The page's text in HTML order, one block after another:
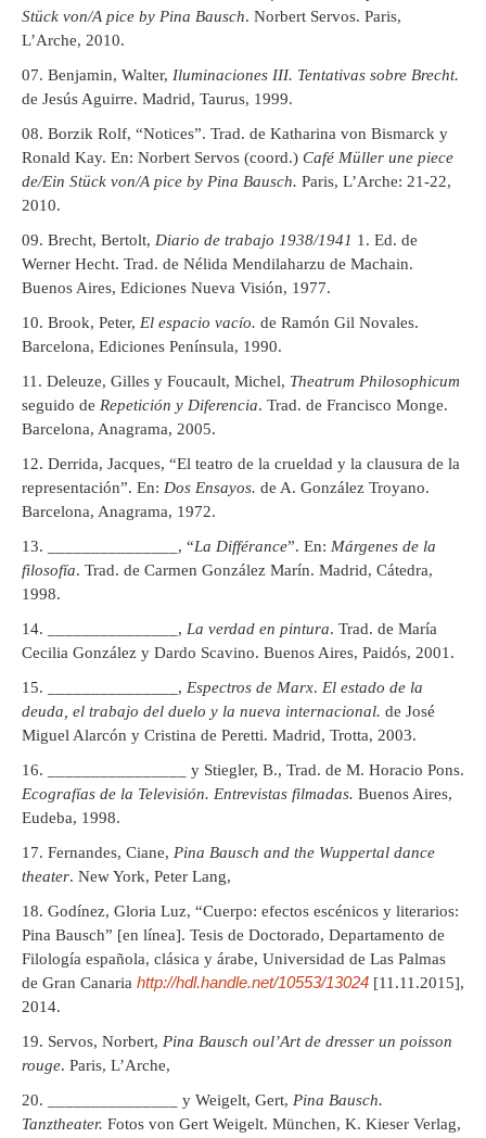
Stück von/A pice by Pina Bausch. Norbert Servos. Paris,
L’Arche, 2010.
Benjamin, Walter, Iluminaciones III. Tentativas sobre Brecht.
de Jesús Aguirre. Madrid, Taurus, 1999.
Borzik Rolf, “Notices”. Trad. de Katharina von Bismarck y
Ronald Kay. En: Norbert Servos (coord.) Café Müller une piece
de/Ein Stück von/A pice by Pina Bausch. Paris, L’Arche: 21-22,
2010.
Brecht, Bertolt, Diario de trabajo 1938/1941 1. Ed. de
Werner Hecht. Trad. de Nélida Mendilaharzu de Machain.
Buenos Aires, Ediciones Nueva Visión, 1977.
Brook, Peter, El espacio vacío. de Ramón Gil Novales.
Barcelona, Ediciones Península, 1990.
Deleuze, Gilles y Foucault, Michel, Theatrum Philosophicum
seguido de Repetición y Diferencia. Trad. de Francisco Monge.
Barcelona, Anagrama, 2005.
Derrida, Jacques, “El teatro de la crueldad y la clausura de la
representación”. En: Dos Ensayos. de A. González Troyano.
Barcelona, Anagrama, 1972.
_______________, “La Différance”. En: Márgenes de la
filosofía. Trad. de Carmen González Marín. Madrid, Cátedra,
1998.
_______________, La verdad en pintura. Trad. de María
Cecilia González y Dardo Scavino. Buenos Aires, Paidós, 2001.
_______________, Espectros de Marx. El estado de la
deuda, el trabajo del duelo y la nueva internacional. de José
Miguel Alarcón y Cristina de Peretti. Madrid, Trotta, 2003.
________________ y Stiegler, B., Trad. de M. Horacio Pons.
Ecografías de la Televisión. Entrevistas filmadas. Buenos Aires,
Eudeba, 1998.
Fernandes, Ciane, Pina Bausch and the Wuppertal dance
theater. New York, Peter Lang,
Godínez, Gloria Luz, “Cuerpo: efectos escénicos y literarios:
Pina Bausch” [en línea]. Tesis de Doctorado, Departamento de
Filología española, clásica y árabe, Universidad de Las Palmas
de Gran Canaria http://hdl.handle.net/10553/13024 [11.11.2015],
2014.
Servos, Norbert, Pina Bausch oul’Art de dresser un poisson
rouge. Paris, L’Arche,
_______________ y Weigelt, Gert, Pina Bausch.
Tanztheater. Fotos von Gert Weigelt. München, K. Kieser Verlag,